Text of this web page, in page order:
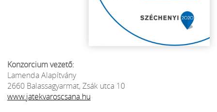
Konzorcium vezető:
Lamenda Alapítvány
2660 Balassagyarmat, Zsák utca 10
www.jatekvaroscsana.hu